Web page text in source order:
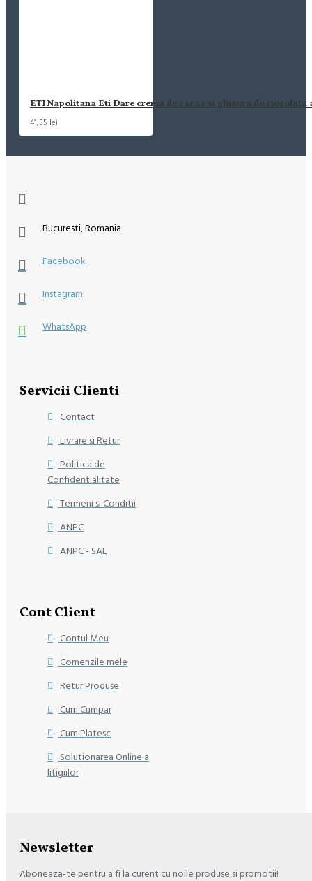
ETI Napolitana Eti Dare crema de cacao si glazura de ciocolata
41,55 lei
Bucuresti, Romania
Facebook
Instagram
WhatsApp
Servicii Clienti
Contact
Livrare si Retur
Politica de
Confidentialitate
Termeni si Conditii
ANPC
ANPC - SAL
Cont Client
Contul Meu
Comenzile mele
Retur Produse
Cum Cumpar
Cum Platesc
Solutionarea Online a
litigiilor
Newsletter
Aboneaza-te pentru a fi la curent cu noile produse si promotii!